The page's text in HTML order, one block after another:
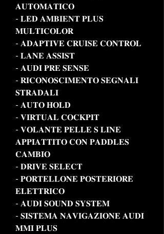
𝐀𝐔𝐓𝐎𝐌𝐀𝐓𝐈𝐂𝐎
- 𝐋𝐄𝐃 𝐀𝐌𝐁𝐈𝐄𝐍𝐓 𝐏𝐋𝐔𝐒
𝐌𝐔𝐋𝐓𝐈𝐂𝐎𝐋𝐎𝐑
- 𝐀𝐃𝐀𝐏𝐓𝐈𝐕𝐄 𝐂𝐑𝐔𝐈𝐒𝐄 𝐂𝐎𝐍𝐓𝐑𝐎𝐋
- 𝐋𝐀𝐍𝐄 𝐀𝐒𝐒𝐈𝐒𝐓
- 𝐀𝐔𝐃𝐈 𝐏𝐑𝐄 𝐒𝐄𝐍𝐒𝐄
- 𝐑𝐈𝐂𝐎𝐍𝐎𝐒𝐂𝐈𝐌𝐄𝐍𝐓𝐎 𝐒𝐄𝐆𝐍𝐀𝐋𝐈
𝐒𝐓𝐑𝐀𝐃𝐀𝐋𝐈
- 𝐀𝐔𝐓𝐎 𝐇𝐎𝐋𝐃
- 𝐕𝐈𝐑𝐓𝐔𝐀𝐋 𝐂𝐎𝐂𝐊𝐏𝐈𝐓
- 𝐕𝐎𝐋𝐀𝐍𝐓𝐄 𝐏𝐄𝐋𝐋𝐄 𝐒 𝐋𝐈𝐍𝐄
𝐀𝐏𝐏𝐈𝐀𝐓𝐓𝐈𝐓𝐎 𝐂𝐎𝐍 𝐏𝐀𝐃𝐃𝐋𝐄𝐒
𝐂𝐀𝐌𝐁𝐈𝐎
- 𝐃𝐑𝐈𝐕𝐄 𝐒𝐄𝐋𝐄𝐂𝐓
- 𝐏𝐎𝐑𝐓𝐄𝐋𝐋𝐎𝐍𝐄 𝐏𝐎𝐒𝐓𝐄𝐑𝐈𝐎𝐑𝐄
𝐄𝐋𝐄𝐓𝐓𝐑𝐈𝐂𝐎
- 𝐀𝐔𝐃𝐈 𝐒𝐎𝐔𝐍𝐃 𝐒𝐘𝐒𝐓𝐄𝐌
- 𝐒𝐈𝐒𝐓𝐄𝐌𝐀 𝐍𝐀𝐕𝐈𝐆𝐀𝐙𝐈𝐎𝐍𝐄 𝐀𝐔𝐃𝐈
𝐌𝐌𝐈 𝐏𝐋𝐔𝐒